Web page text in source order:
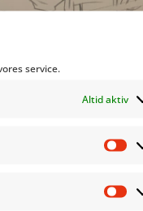
service.
Altid aktiv